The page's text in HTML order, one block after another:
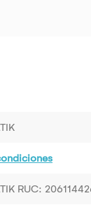
RUC: